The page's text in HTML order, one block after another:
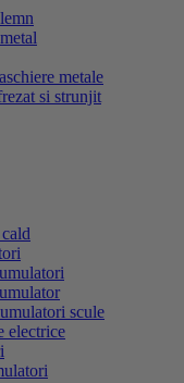
metale
si strunjit
scule
electrice